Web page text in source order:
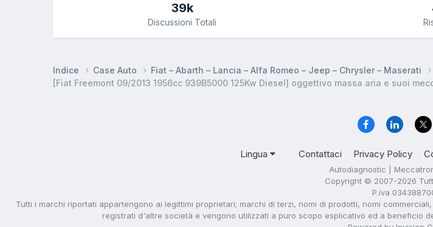
39k
Discussioni Totali
Indice Case Auto Fiat – Abarth – Lancia – Alfa Romeo – Jeep – Chrysler – Maserati
[Fiat Freemont 09/2013 1956cc 939B5000 125Kw Diesel] oggettivo massa aria e suoi
Lingua Contattaci Privacy Policy
Autodiagnostic |
Copyright © 2007-2026
P.iva
Tutti i marchi riportati appartengono ai legittimi proprietari; marchi di terzi, nomi di prodotti, nomi
registrati d'altre società e vengono utilizzati a puro scopo esplicativo ed a beneficio